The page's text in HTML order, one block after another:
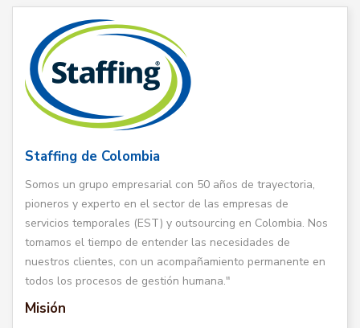
Staffing de Colombia
Somos un grupo empresarial con 50 años de trayectoria,
pioneros y experto en el sector de las empresas de
servicios temporales (EST) y outsourcing en Colombia. Nos
tomamos el tiempo de entender las necesidades de
nuestros clientes, con un acompañamiento permanente en
todos los procesos de gestión humana."
Misión